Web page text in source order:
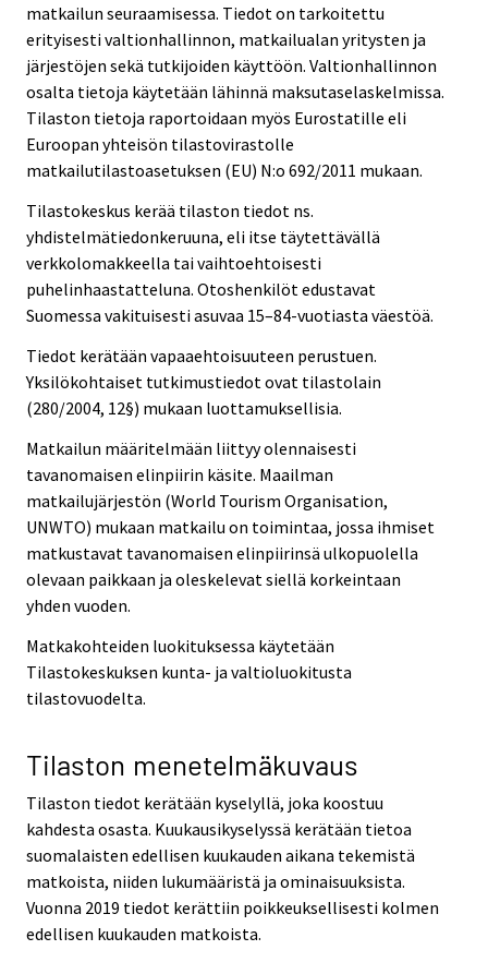
matkailun seuraamisessa. Tiedot on tarkoitettu
erityisesti valtionhallinnon, matkailualan yritysten ja
järjestöjen sekä tutkijoiden käyttöön. Valtionhallinnon
osalta tietoja käytetään lähinnä maksutaselaskelmissa.
Tilaston tietoja raportoidaan myös Eurostatille eli
Euroopan yhteisön tilastovirastolle
matkailutilastoasetuksen (EU) N:o 692/2011 mukaan.
Tilastokeskus kerää tilaston tiedot ns.
yhdistelmätiedonkeruuna, eli itse täytettävällä
verkkolomakkeella tai vaihtoehtoisesti
puhelinhaastatteluna. Otoshenkilöt edustavat
Suomessa vakituisesti asuvaa 15–84-vuotiasta väestöä.
Tiedot kerätään vapaaehtoisuuteen perustuen.
Yksilökohtaiset tutkimustiedot ovat tilastolain
(280/2004, 12§) mukaan luottamuksellisia.
Matkailun määritelmään liittyy olennaisesti
tavanomaisen elinpiirin käsite. Maailman
matkailujärjestön (World Tourism Organisation,
UNWTO) mukaan matkailu on toimintaa, jossa ihmiset
matkustavat tavanomaisen elinpiirinsä ulkopuolella
olevaan paikkaan ja oleskelevat siellä korkeintaan
yhden vuoden.
Matkakohteiden luokituksessa käytetään
Tilastokeskuksen kunta- ja valtioluokitusta
tilastovuodelta.
Tilaston menetelmäkuvaus
Tilaston tiedot kerätään kyselyllä, joka koostuu
kahdesta osasta. Kuukausikyselyssä kerätään tietoa
suomalaisten edellisen kuukauden aikana tekemistä
matkoista, niiden lukumääristä ja ominaisuuksista.
Vuonna 2019 tiedot kerättiin poikkeuksellisesti kolmen
edellisen kuukauden matkoista.